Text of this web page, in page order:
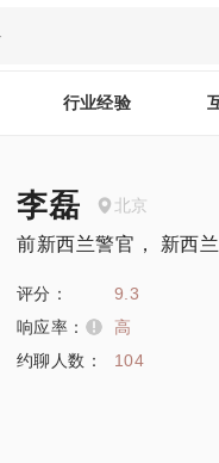
行业经验
李磊 北京
前新西兰警官， 新西
评分：
9.3
响应率：
高
约聊人数：
104